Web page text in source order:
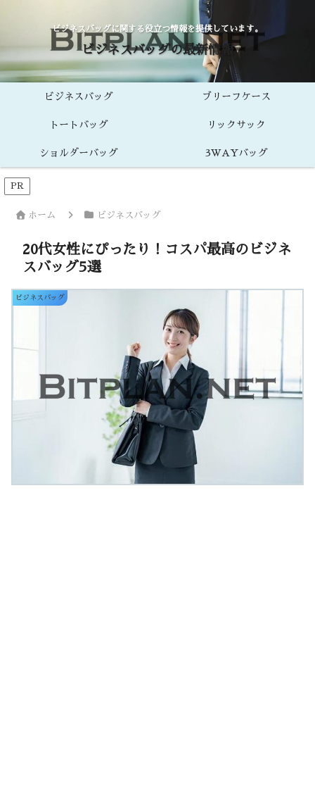
ビジネスバッグに関する役立つ情報を提供しています。
ビジネスバッグの最新情報
ビジネスバッグ ブリーフケース
トートバッグ リックサック
ショルダーバッグ 3WAYバッグ
PR
ホーム ビジネスバッグ
20代女性にぴったり！コスパ最高のビジネ
スバッグ5選
ビジネスバッグ